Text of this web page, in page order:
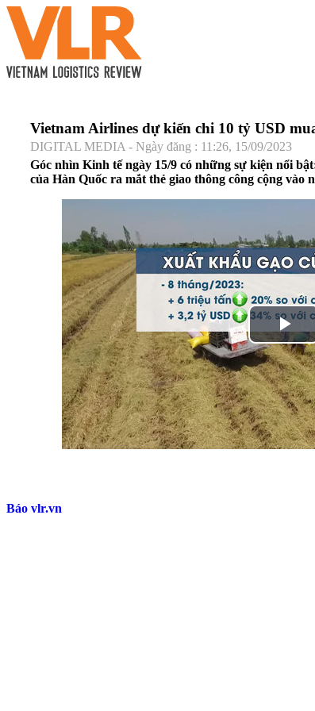
Vietnam Airlines dự kiến chi 10 tỷ USD
DIGITAL MEDIA - Ngày đăng : 11:26, 15/09/2023
Góc nhìn Kinh tế ngày 15/9 có những sự kiện nổi
của Hàn Quốc ra mắt thẻ giao thông công cộng
Báo vlr.vn